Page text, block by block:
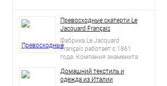
Превосходные скатерти Le
Jacquard Français
Фабрика Le Jacquard
Français работает с 1861
года. Компания знаменита
роскошного столового
текстиля.
Домашний текстиль и
одежда из Италии